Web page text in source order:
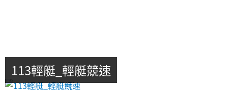
113輕艇_輕艇競速